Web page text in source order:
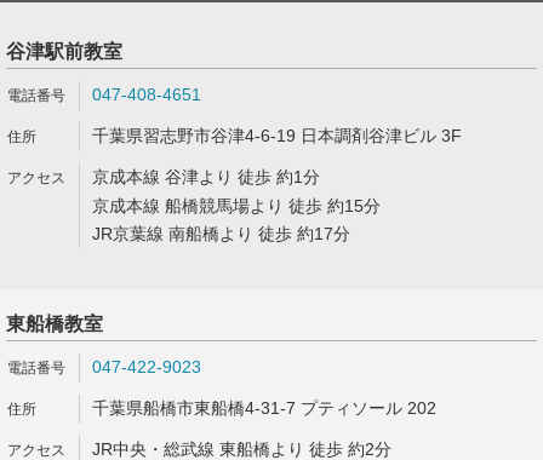
谷津駅前教室
047-408-4651
千葉県習志野市谷津4-6-19 日本調剤谷津ビル 3F
京成本線 谷津より 徒歩 約1分
京成本線 船橋競馬場より 徒歩 約15分
JR京葉線 南船橋より 徒歩 約17分
東船橋教室
047-422-9023
千葉県船橋市東船橋4-31-7 プティソール 202
JR中央・総武線 東船橋より 徒歩 約2分